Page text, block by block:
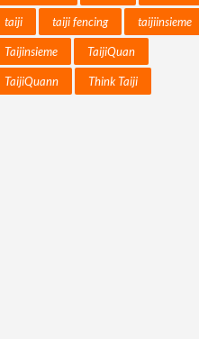
taiji taiji fencing taijiinsieme
Taijinsieme TaijiQuan
TaijiQuann Think Taiji